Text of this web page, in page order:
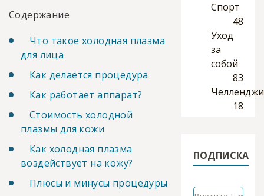
Содержание
Что такое холодная плазма
для лица
Как делается процедура
Как работает аппарат?
Стоимость холодной
плазмы для кожи
Как холодная плазма
воздействует на кожу?
Плюсы и минусы процедуры
Спорт
48
Уход
за
собой
83
Челленджи
18
ПОДПИСКА